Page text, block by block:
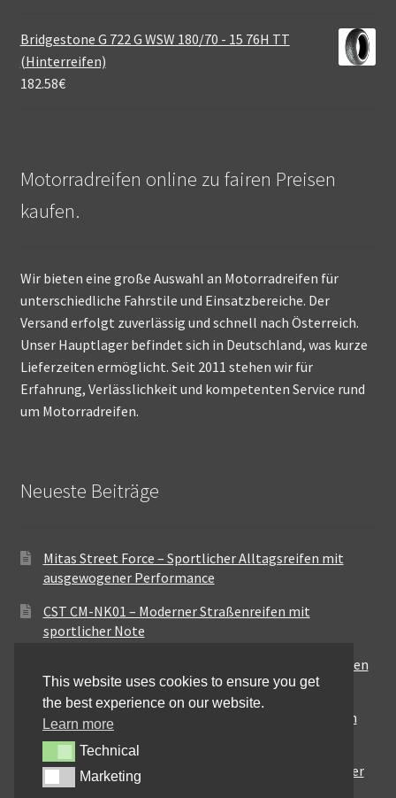
Bridgestone G 722 G WSW 180/70 - 15 76H TT
(Hinterreifen)
182.58€
Motorradreifen online zu fairen Preisen
kaufen.
Wir bieten eine große Auswahl an Motorradreifen für
unterschiedliche Fahrstile und Einsatzbereiche. Der
Versand erfolgt zuverlässig und schnell nach Österreich.
Unser Hauptlager befindet sich in Deutschland, was kurze
Lieferzeiten ermöglicht. Seit 2011 stehen wir für
Erfahrung, Verlässlichkeit und kompetenten Service rund
um Motorradreifen.
Neueste Beiträge
Mitas Street Force – Sportlicher Alltagsreifen mit
ausgewogener Performance
CST CM-NK01 – Moderner Straßenreifen mit
sportlicher Note
Maxxis MA-ST3 – Ausgewogener Sport-Touring-Reifen
für vielseitige Einsätze
Pirelli City Demon – Zuverlässigkeit für den urbanen
Alltag
Metzeler Perfect ME77 – Klassische Optik mit solider
Straßenperformance
This website uses cookies to ensure you get
the best experience on our website.
Learn more
TechnicalTechnical
MarketingMarketing